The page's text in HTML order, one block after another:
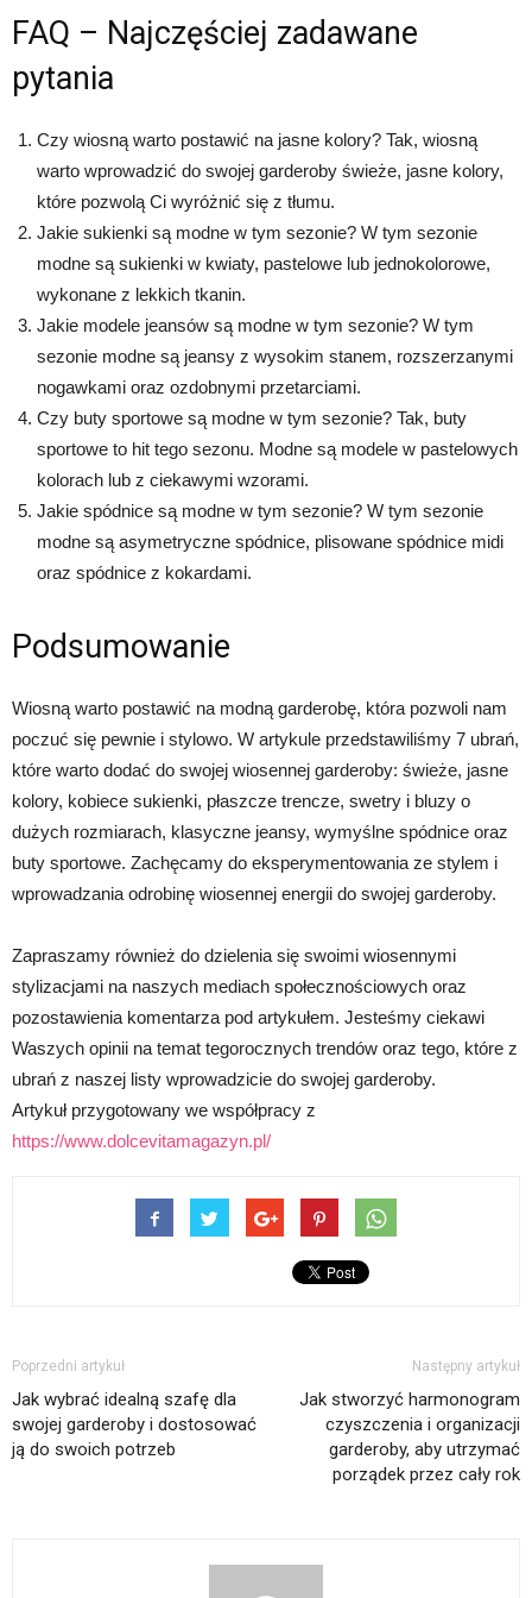
FAQ – Najczęściej zadawane
pytania
Czy wiosną warto postawić na jasne kolory? Tak, wiosną
warto wprowadzić do swojej garderoby świeże, jasne kolory,
które pozwolą Ci wyróżnić się z tłumu.
Jakie sukienki są modne w tym sezonie? W tym sezonie
modne są sukienki w kwiaty, pastelowe lub jednokolorowe,
wykonane z lekkich tkanin.
Jakie modele jeansów są modne w tym sezonie? W tym
sezonie modne są jeansy z wysokim stanem, rozszerzanymi
nogawkami oraz ozdobnymi przetarciami.
Czy buty sportowe są modne w tym sezonie? Tak, buty
sportowe to hit tego sezonu. Modne są modele w pastelowych
kolorach lub z ciekawymi wzorami.
Jakie spódnice są modne w tym sezonie? W tym sezonie
modne są asymetryczne spódnice, plisowane spódnice midi
oraz spódnice z kokardami.
Podsumowanie
Wiosną warto postawić na modną garderobę, która pozwoli nam
poczuć się pewnie i stylowo. W artykule przedstawiliśmy 7 ubrań,
które warto dodać do swojej wiosennej garderoby: świeże, jasne
kolory, kobiece sukienki, płaszcze trencze, swetry i bluzy o
dużych rozmiarach, klasyczne jeansy, wymyślne spódnice oraz
buty sportowe. Zachęcamy do eksperymentowania ze stylem i
wprowadzania odrobinę wiosennej energii do swojej garderoby.
Zapraszamy również do dzielenia się swoimi wiosennymi
stylizacjami na naszych mediach społecznościowych oraz
pozostawienia komentarza pod artykułem. Jesteśmy ciekawi
Waszych opinii na temat tegorocznych trendów oraz tego, które z
ubrań z naszej listy wprowadzicie do swojej garderoby.
Artykuł przygotowany we współpracy z
https://www.dolcevitamagazyn.pl/
Poprzedni artykuł
Jak wybrać idealną szafę dla
swojej garderoby i dostosować
ją do swoich potrzeb
Następny artykuł
Jak stworzyć harmonogram
czyszczenia i organizacji
garderoby, aby utrzymać
porządek przez cały rok